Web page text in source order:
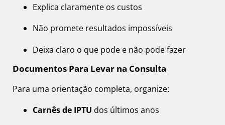
Explica claramente os custos
Não promete resultados impossíveis
Deixa claro o que pode e não pode fazer
Documentos Para Levar na Consulta
Para uma orientação completa, organize:
Carnês de IPTU dos últimos anos